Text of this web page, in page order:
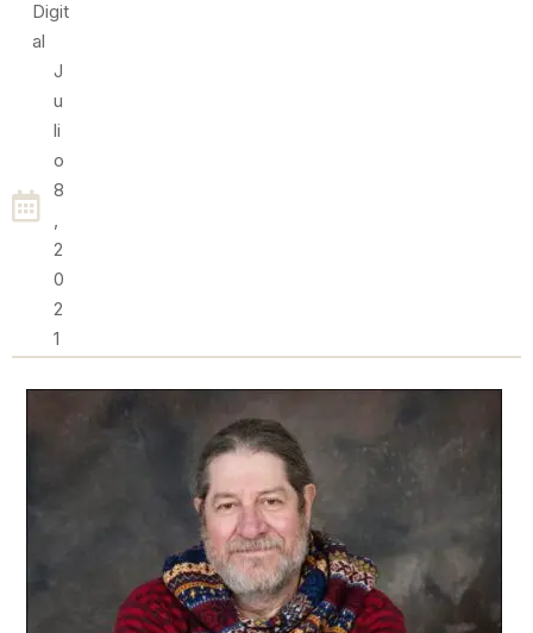
Digit
Al
J
U
Li
O
8
,
2
0
2
1